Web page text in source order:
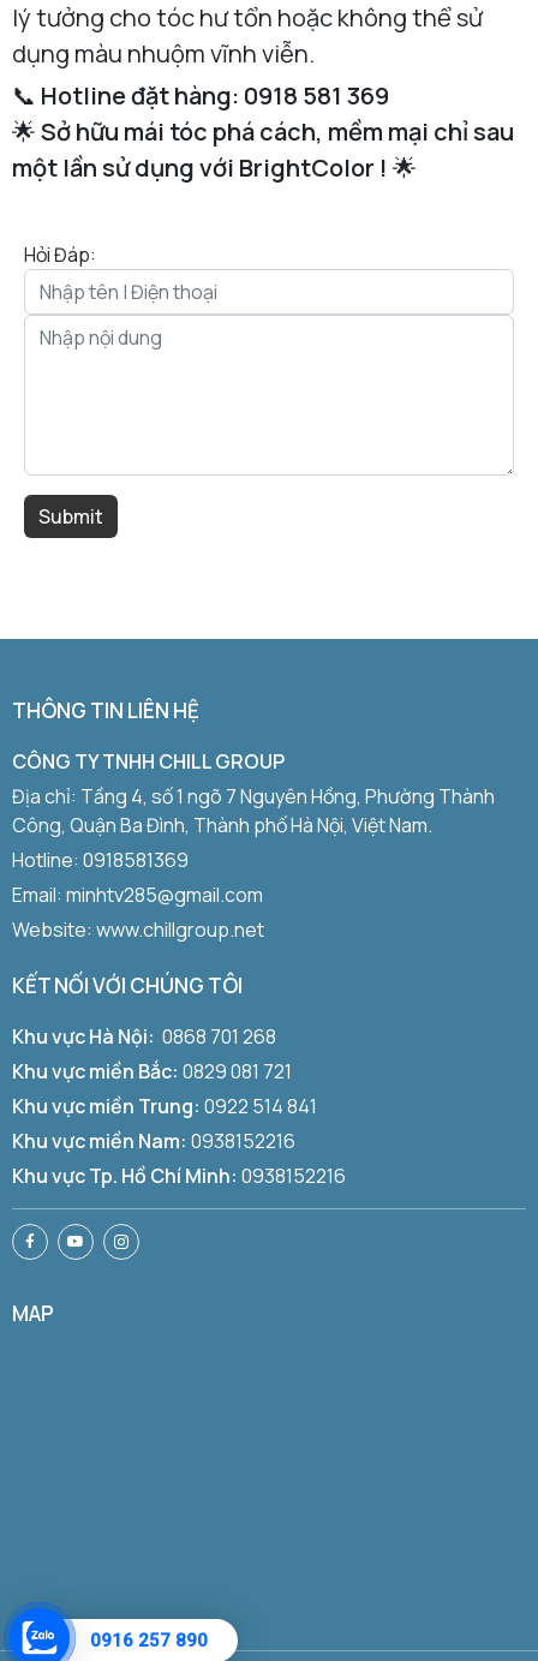
lý tưởng cho tóc hư tổn hoặc không thể sử
dụng màu nhuộm vĩnh viễn.
📞 Hotline đặt hàng: 0918 581 369
🌟Sở hữu mái tóc phá cách, mềm mại chỉ sau
một lần sử dụng với BrightColor ! 🌟
Hỏi Đáp:
THÔNG TIN LIÊN HỆ
CÔNG TY TNHH CHILL GROUP
Địa chỉ: Tầng 4, số 1 ngõ 7 Nguyên Hồng, Phường Thành
Công, Quận Ba Đình, Thành phố Hà Nội, Việt Nam.
Hotline: 0918581369
Email: minhtv285@gmail.com
Website: www.chillgroup.net
KẾT NỐI VỚI CHÚNG TÔI
Khu vực Hà Nội: 0868 701 268
Khu vực miền Bắc: 0829 081 721
Khu vực miền Trung: 0922 514 841
Khu vực miền Nam: 0938152216
Khu vực Tp. Hồ Chí Minh: 0938152216
MAP
0916 257 890